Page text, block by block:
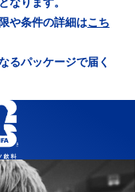
や条件の詳細はこち
るパッケージで届く